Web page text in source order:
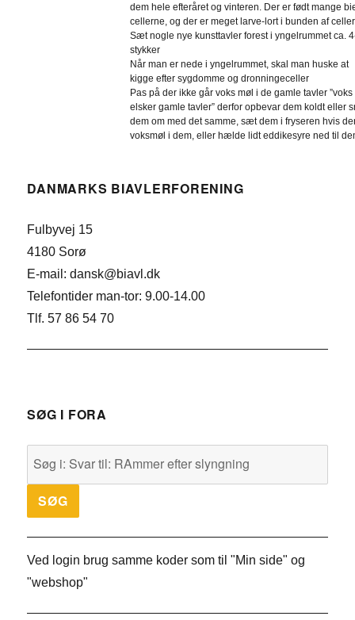
dem hele efteråret og vinteren. Der er født mange
cellerne, og der er meget larve-lort i bunden af
Sæt nogle nye kunsttavler forest i yngelrummet ca.
stykker
Når man er nede i yngelrummet, skal man huske at
kigge efter sygdomme og dronningeceller
Pas på der ikke går voks møl i de gamle tavler
elsker gamle tavler” derfor opbevar dem koldt eller
dem om med det samme, sæt dem i fryseren hvis
voksmøl i dem, eller hælde lidt eddikesyre ned til
DANMARKS BIAVLERFORENING
Fulbyvej 15
4180 Sorø
E-mail: dansk@biavl.dk
Telefontider man-tor: 9.00-14.00
Tlf. 57 86 54 70
SØG I FORA
Ved login brug samme koder som til "Min side" og
"webshop"